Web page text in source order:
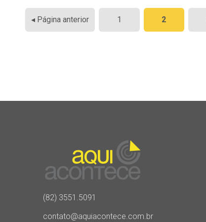
Paginação
de
◂ Página anterior 1 2
(82) 3551.5091
contato@aquiacontece.com.br